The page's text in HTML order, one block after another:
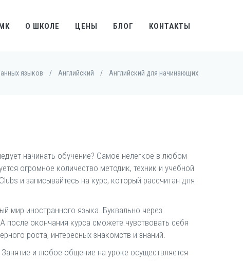
О ШКОЛЕ ЦЕНЫ БЛОГ КОНТАКТЫ
языков / Английский / Английский для начинающих
начинать обучение? Самое нелегкое в любом
огромное количество методик, техник и учебной
и записывайтесь на курс, который рассчитан для
мир иностранного языка. Буквально через
после окончания курса сможете чувствовать себя
роста, интересных знакомств и знаний.
и любое общение на уроке осуществляется